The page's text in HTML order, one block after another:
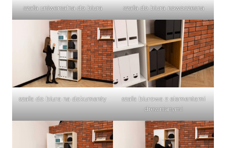
szafa uniwersalna do biura szafa do biura nowoczesna
szafa do biura na dokumenty
szafa biurowa z elementami
drewnianymi